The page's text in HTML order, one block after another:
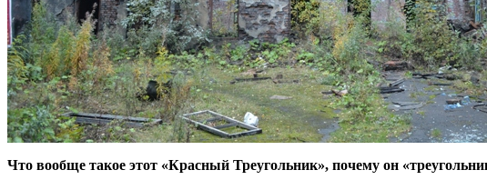
Что вообще такое этот «Красный Треугольник», почему он